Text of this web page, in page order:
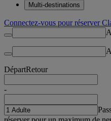
Multi-destinations
Connectez-vous pour réserver
DépartRetour
-